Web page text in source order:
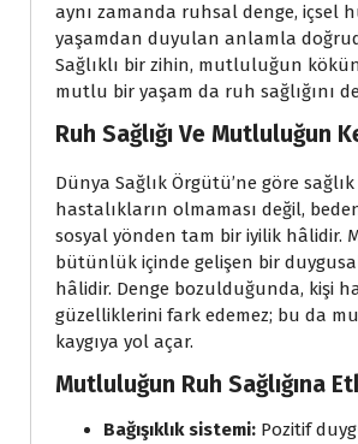
aynı zamanda ruhsal denge, içsel
yaşamdan duyulan anlamla
Sağlıklı bir zihin, mutluluğun
mutlu bir yaşam da ruh sağlığını
Ruh Sağlığı Ve Mutluluğun
Dünya Sağlık Örgütü’ne göre
hastalıkların olmaması değil,
sosyal yönden tam bir iyilik hâlidir.
bütünlük içinde gelişen bir
hâlidir. Denge bozulduğunda, kişi
güzelliklerini fark edemez; bu da
kaygıya yol açar.
Mutluluğun Ruh Sağlığına
Bağışıklık sistemi: Pozitif